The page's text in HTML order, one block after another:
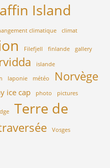
Island
climatique climat
Filefjell finlande gallery
islande
laponie météo Norvège
ice cap photo pictures
Terre de
Vosges